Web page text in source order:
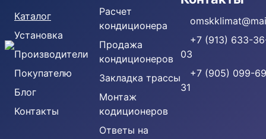
Каталог
Установка
Производители
Покупателю
Блог
Контакты
Расчет
кондиционера
Продажа
кондиционеров
Закладка трассы
Монтаж
кодиционеров
Ответы на
+7 (913) 633-
03
+7 (905) 099-
31